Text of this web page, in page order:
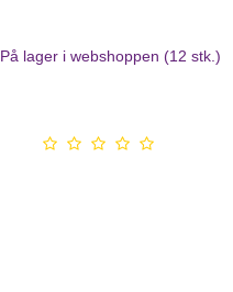
På lager i webshoppen (12 stk.)